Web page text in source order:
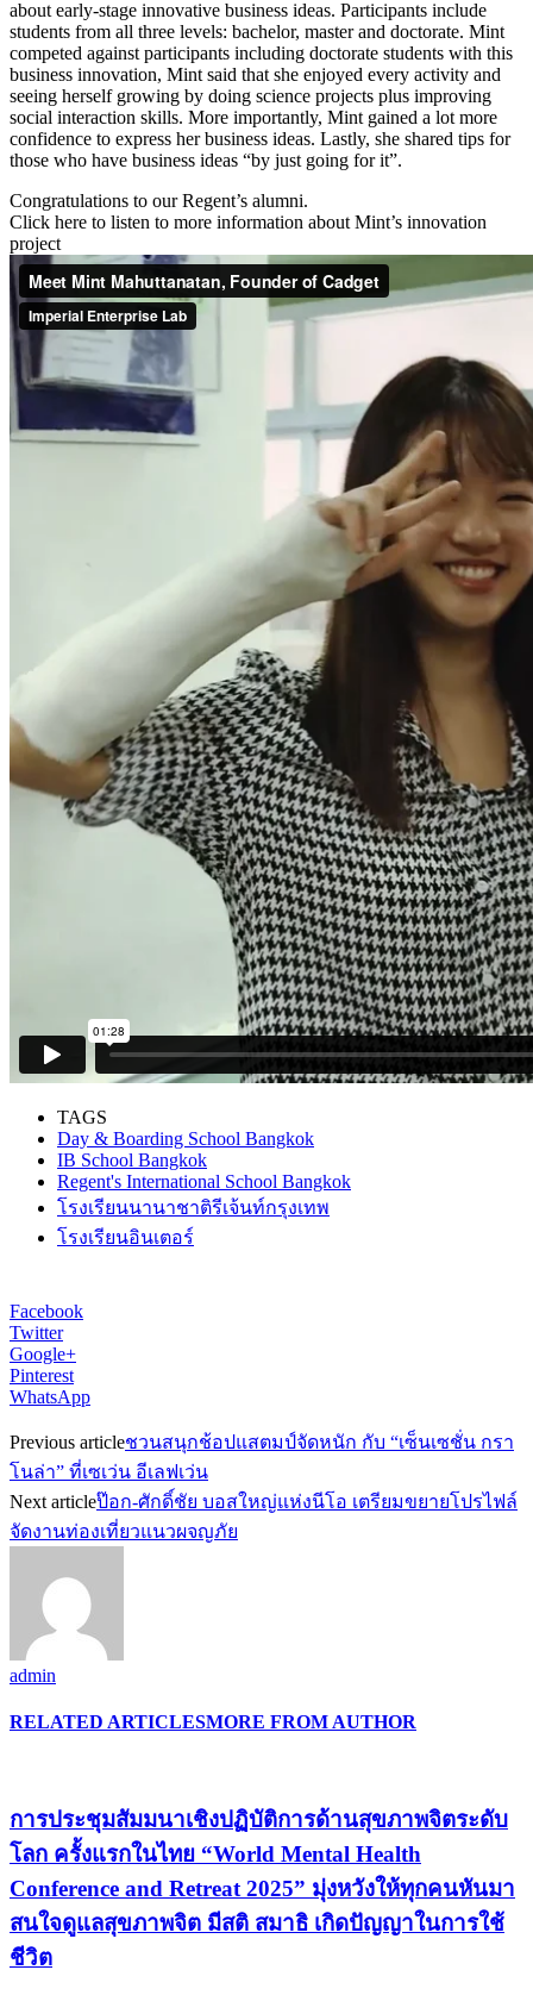
about early-stage innovative business ideas. Participants include
students from all three levels: bachelor, master and doctorate. Mint
competed against participants including doctorate students with this
business innovation, Mint said that she enjoyed every activity and
seeing herself growing by doing science projects plus improving
social interaction skills. More importantly, Mint gained a lot more
confidence to express her business ideas. Lastly, she shared tips for
those who have business ideas “by just going for it”.
Congratulations to our Regent’s alumni.
Click here to listen to more information about Mint’s innovation
project
TAGS
Day & Boarding School Bangkok
IB School Bangkok
Regent's International School Bangkok
โรงเรียนนานาชาติรีเจ้นท์กรุงเทพ
โรงเรียนอินเตอร์
Facebook
Twitter
Google+
Pinterest
WhatsApp
Previous articleชวนสนุกช้อปแสตมป์จัดหนัก กับ “เซ็นเซชั่น กรา
โนล่า” ที่เซเว่น อีเลฟเว่น
Next articleป๊อก-ศักดิ์ชัย บอสใหญ่แห่งนีโอ เตรียมขยายโปรไฟล์
จัดงานท่องเที่ยวแนวผจญภัย
admin
RELATED ARTICLESMORE FROM AUTHOR
การประชุมสัมมนาเชิงปฏิบัติการด้านสุขภาพจิตระดับ
โลก ครั้งแรกในไทย “World Mental Health
Conference and Retreat 2025” มุ่งหวังให้ทุกคนหันมา
สนใจดูแลสุขภาพจิต มีสติ สมาธิ เกิดปัญญาในการใช้
ชีวิต